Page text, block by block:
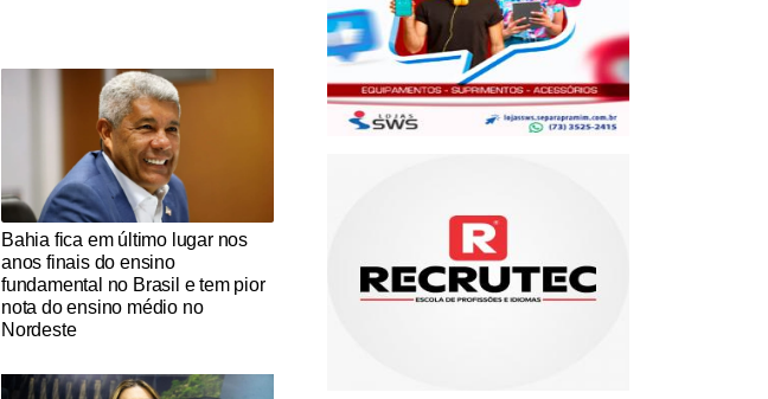
Notícias Católicas
Bahia fica em último lugar nos
anos finais do ensino
fundamental no Brasil e tem pior
nota do ensino médio no
Nordeste